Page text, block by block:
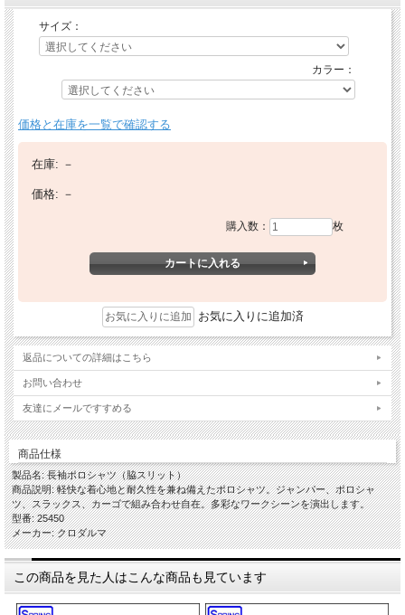
サイズ：
カラー：
価格と在庫を一覧で確認する
在庫: －
価格: －
購入数： 枚
お気に入りに追加済
返品についての詳細はこちら
お問い合わせ
友達にメールですすめる
商品仕様
製品名: 長袖ポロシャツ（脇スリット）
商品説明: 軽快な着心地と耐久性を兼ね備えたポロシャツ。ジャンパー、ポロシャ
ツ、スラックス、カーゴで組み合わせ自在。多彩なワークシーンを演出します。
型番: 25450
メーカー: クロダルマ
この商品を見た人はこんな商品も見ています